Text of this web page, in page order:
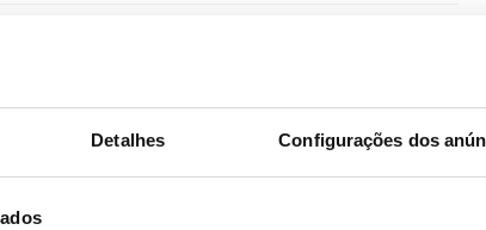
Detalhes Configurações dos
06:00 - 21:00